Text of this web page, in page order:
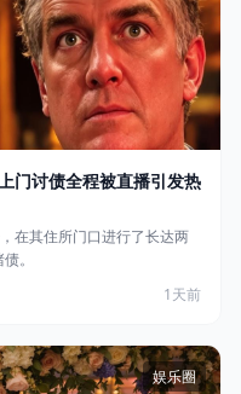
门讨债全程被直播引发热
在其住所门口进行了长达两
。
1天前
娱乐圈